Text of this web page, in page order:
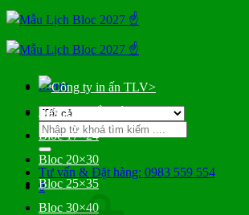
Bỏ
qua
nội
dung
Menu
Tìm
kiếm:
Tư vấn & Đặt hàng: 0983 559 554
0
>
Bloc Đại Gắn Bìa
Bloc 17×24
Bloc 20×30
Bloc 25×35
Bloc 30×40